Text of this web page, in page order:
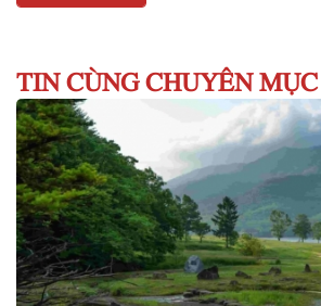
TIN CÙNG CHUYÊN MỤC